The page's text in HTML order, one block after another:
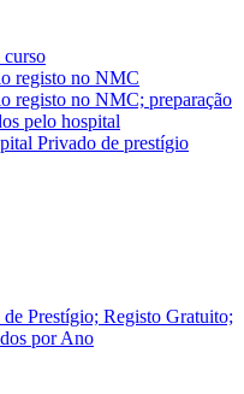
curso
registo no NMC
registo no NMC; preparação
pelo hospital
Privado de prestígio
Prestígio; Registo Gratuito;
por Ano